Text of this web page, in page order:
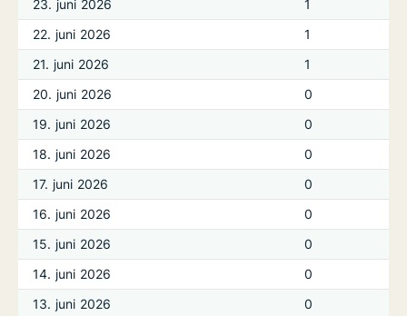
23. juni 2026
1
22. juni 2026
1
21. juni 2026
1
20. juni 2026
0
19. juni 2026
0
18. juni 2026
0
17. juni 2026
0
16. juni 2026
0
15. juni 2026
0
14. juni 2026
0
13. juni 2026
0